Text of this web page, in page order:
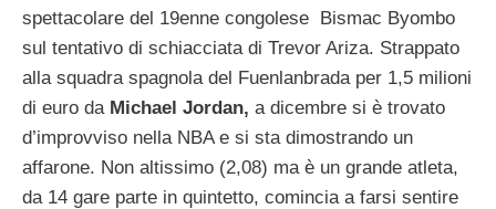
spettacolare del 19enne congolese Bismac Byombo
sul tentativo di schiacciata di Trevor Ariza. Strappato
alla squadra spagnola del Fuenlanbrada per 1,5 milioni
di euro da Michael Jordan, a dicembre si è trovato
d’improvviso nella NBA e si sta dimostrando un
affarone. Non altissimo (2,08) ma è un grande atleta,
da 14 gare parte in quintetto, comincia a farsi sentire